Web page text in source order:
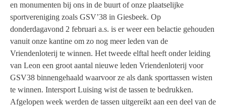
en monumenten bij ons in de buurt of onze plaatselijke
sportvereniging zoals GSV’38 in Giesbeek. Op
donderdagavond 2 februari a.s. is er weer een belactie gehouden
vanuit onze kantine om zo nog meer leden van de
Vriendenloterij te winnen. Het tweede elftal heeft onder leiding
van Leon een groot aantal nieuwe leden Vriendenloterij voor
GSV38 binnengehaald waarvoor ze als dank sporttassen wisten
te winnen. Intersport Luising wist de tassen te bedrukken.
Afgelopen week werden de tassen uitgereikt aan een deel van de